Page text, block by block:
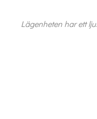
Lägenheten har ett